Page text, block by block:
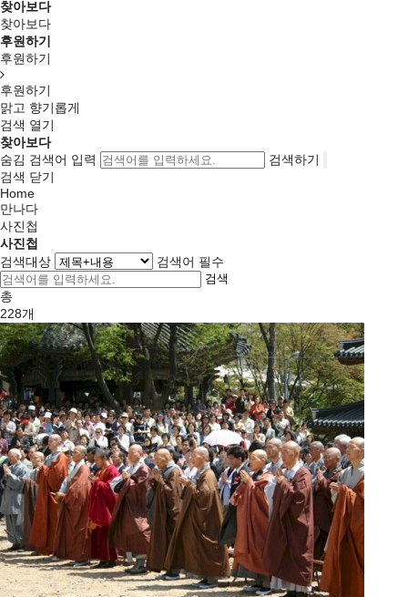
찾아보다
찾아보다
후원하기
후원하기
후원하기
맑고 향기롭게
검색 열기
찾아보다
숨김 검색어 입력
검색하기
검색 닫기
Home
만나다
사진첩
사진첩
검색대상
검색어 필수
검색
총
228개